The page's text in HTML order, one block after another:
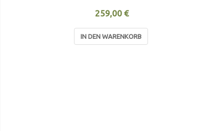
259,00 €
IN DEN WARENKORB